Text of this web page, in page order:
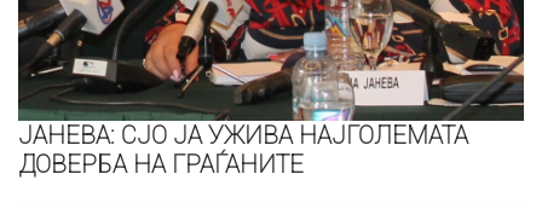
ЈАНЕВА: СЈО ЈА УЖИВА НАЈГОЛЕМАТА
ДОВЕРБА НА ГРАЃАНИТЕ